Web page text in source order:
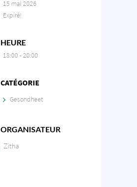
15 mai 2026
Expiré!
HEURE
18:00 - 20:00
CATÉGORIE
Gesondheet
ORGANISATEUR
Zitha